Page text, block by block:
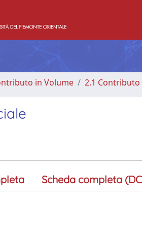
in Volume 2.1 Contributo
Scheda completa